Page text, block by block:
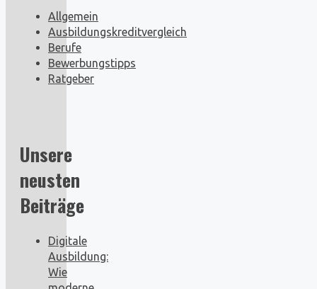
Allgemein
Ausbildungskreditvergleich
Berufe
Bewerbungstipps
Ratgeber
Unsere
neusten
Beiträge
Digitale
Ausbildung:
Wie